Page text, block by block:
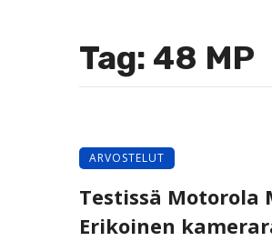
Tag: 48 MP
ARVOSTELUT
Testissä Motorola
Erikoinen